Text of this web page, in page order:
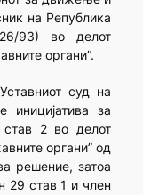
на Република
93) во делот
органи”.
суд на
иницијатива за
2 во делот
органи” од
решение, затоа
29 став 1 и член